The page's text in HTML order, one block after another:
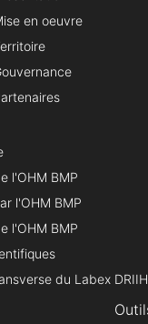
en oeuvre
l'OHM BMP
l'OHM BMP
l'OHM BMP
du Labex